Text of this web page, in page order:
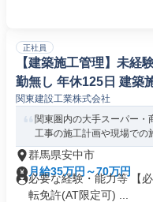
正社員
【建築施工管理】未経
勤無し 年休125日 建築
関東建設工業株式会社
関東圏内の大手スーパー・
工事の施工計画や現場での
群馬県安中市
月給35万円～70万円
必要な経験・能力等 【
転免許(AT限定可) ...